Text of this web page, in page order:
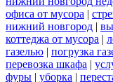
офиса от мусора |
нижний новгород |
коттеджа от мусора |
газелью | погрузка
перевозка шкафа |
фуры | уборка |